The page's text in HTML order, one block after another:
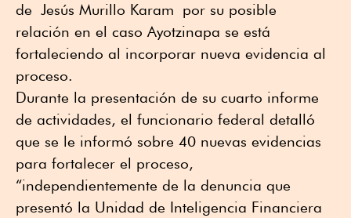
de Jesús Murillo Karam por su posible
relación en el caso Ayotzinapa se está
fortaleciendo al incorporar nueva evidencia al
proceso.
Durante la presentación de su cuarto informe
de actividades, el funcionario federal detalló
que se le informó sobre 40 nuevas evidencias
para fortalecer el proceso,
“independientemente de la denuncia que
presentó la Unidad de Inteligencia Financiera